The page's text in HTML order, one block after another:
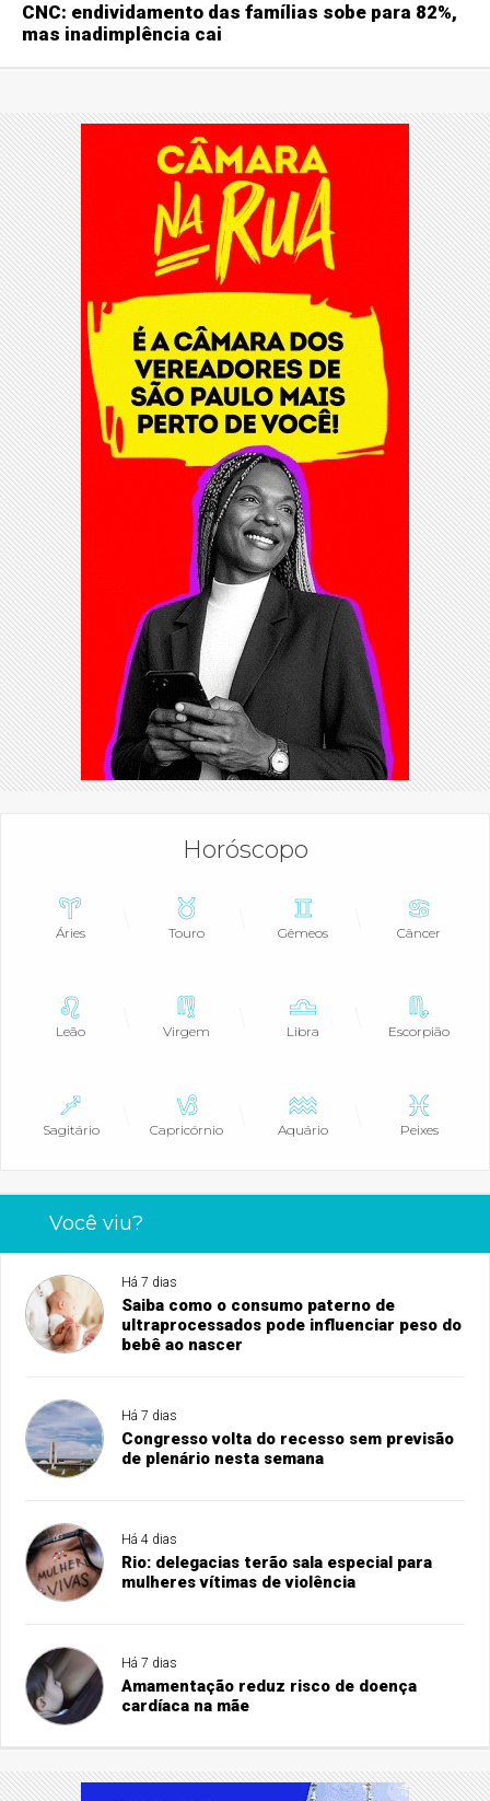
CNC: endividamento das famílias sobe para 82%,
mas inadimplência cai
Horóscopo
Áries Touro Gêmeos Câncer
Leão Virgem Libra Escorpião
Sagitário Capricórnio Aquário Peixes
Você viu?
Há 7 dias
Saiba como o consumo paterno de
ultraprocessados pode influenciar peso do
bebê ao nascer
Há 7 dias
Congresso volta do recesso sem previsão
de plenário nesta semana
Há 4 dias
Rio: delegacias terão sala especial para
mulheres vítimas de violência
Há 7 dias
Amamentação reduz risco de doença
cardíaca na mãe